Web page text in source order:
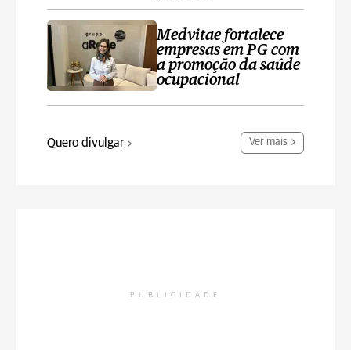
Medvitae fortalece
empresas em PG com
a promoção da saúde
ocupacional
Quero divulgar Ver mais
PUBLICIDADE